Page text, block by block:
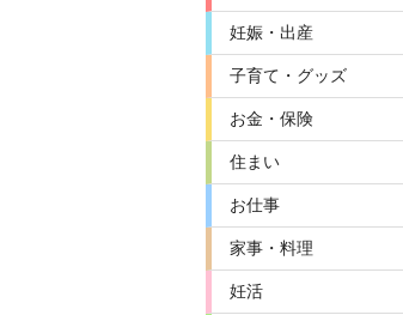
妊娠・出産
子育て・グッズ
お金・保険
住まい
お仕事
家事・料理
妊活